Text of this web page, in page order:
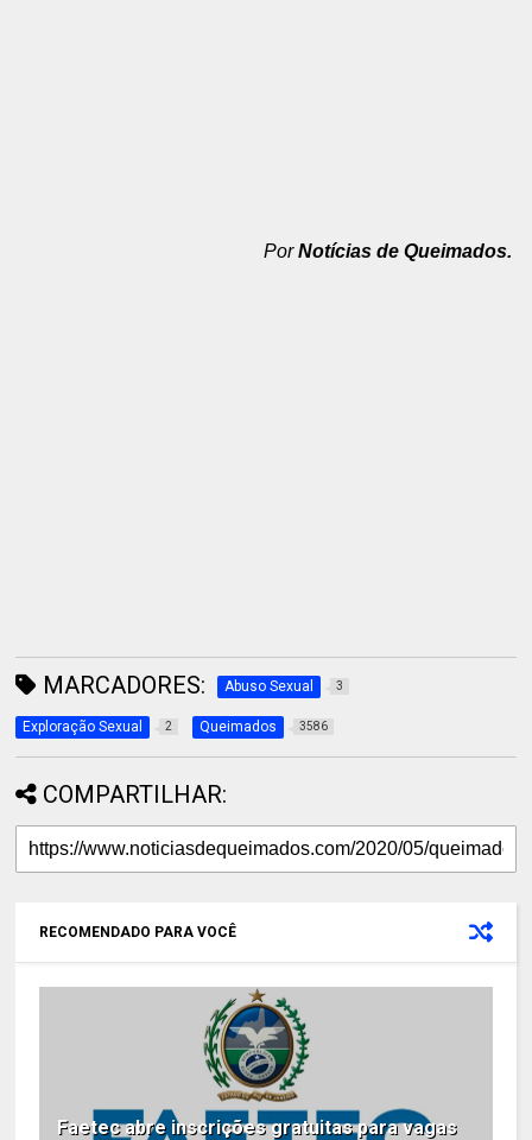
PorNotícias de Queimados.
MARCADORES: Abuso Sexual 3
Exploração Sexual 2 Queimados 3586
COMPARTILHAR:
RECOMENDADO PARA VOCÊ
Faetec abre inscrições gratuitas para vagas